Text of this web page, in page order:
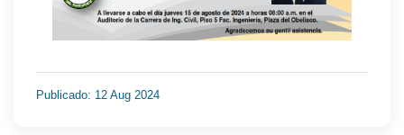
Publicado: 12 Aug 2024